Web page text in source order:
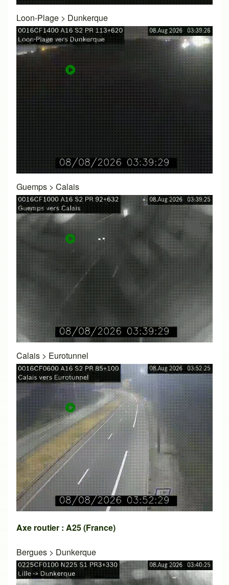
Loon-Plage > Dunkerque
Guemps > Calais
Calais > Eurotunnel
Axe routier : A25 (France)
Bergues > Dunkerque